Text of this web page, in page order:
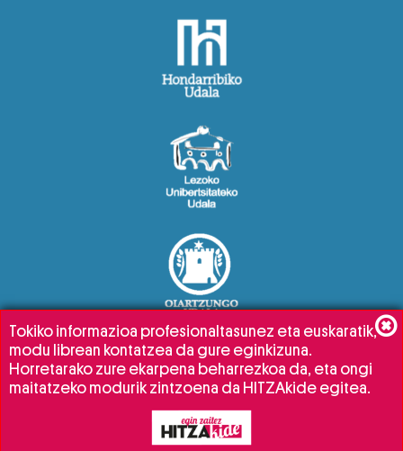
Tokiko informazioa profesionaltasunez eta euskaratik,
modu librean kontatzea da gure eginkizuna.
Horretarako zure ekarpena beharrezkoa da, eta ongi
maitatzeko modurik zintzoena da HITZAkide egitea.